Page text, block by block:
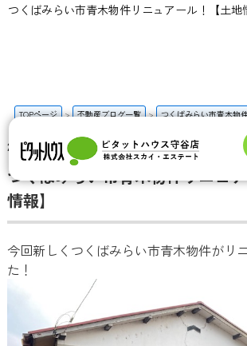
TOPページ 不動産ブログ一覧 つくばみらい市青木物
2022-10-27
つくばみらい市青木物件リニュ
情報】
今回新しくつくばみらい市青木物件がリ
た！